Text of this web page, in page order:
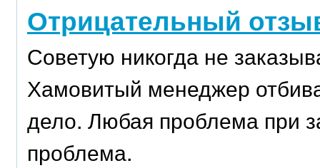
Отрицательный
Советую никогда не
Хамовитый менеджер
дело. Любая проблема при
проблема.